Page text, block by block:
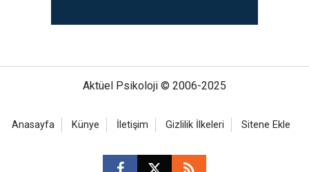
Aktüel Psikoloji © 2006-2025
Anasayfa Künye İletişim Gizlilik İlkeleri Sitene Ekle